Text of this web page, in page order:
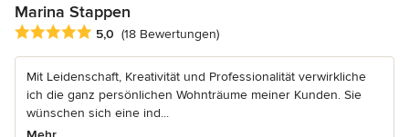
Marina Stappen
Durchschnittliche Bewertung: 5 von 5 Sternen
5,0 (18 Bewertungen)
Mit Leidenschaft, Kreativität und Professionalität verwirkliche
ich die ganz persönlichen Wohnträume meiner Kunden. Sie
wünschen sich eine ind...